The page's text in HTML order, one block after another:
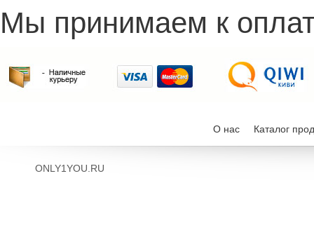
Мы принимаем к
О нас Каталог
ONLY1YOU.RU